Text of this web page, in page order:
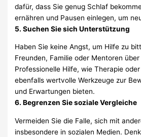
dafür, dass Sie genug Schlaf
ernähren und Pausen einlegen, um
5. Suchen Sie sich Unterstützung
Haben Sie keine Angst, um Hilfe zu
Freunden, Familie oder Mentoren
Professionelle Hilfe, wie Therapie
ebenfalls wertvolle Werkzeuge zur
und Erwartungen bieten.
6. Begrenzen Sie soziale Vergleiche
Vermeiden Sie die Falle, sich mit
insbesondere in sozialen Medien.